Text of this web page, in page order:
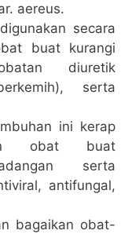
aereus.
secara
buat kurangi
diuretik
serta
ini kerap
obat buat
serta
antifungal,
bagaikan obat-